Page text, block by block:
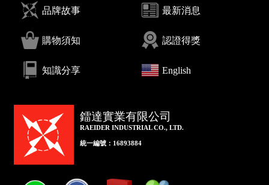
品牌故事 最新消息
購物須知 認證得獎
知識分享 English
鐳達實業有限公司
RAEIDER INDUSTRIAL CO., LTD.
統一編號：16893884